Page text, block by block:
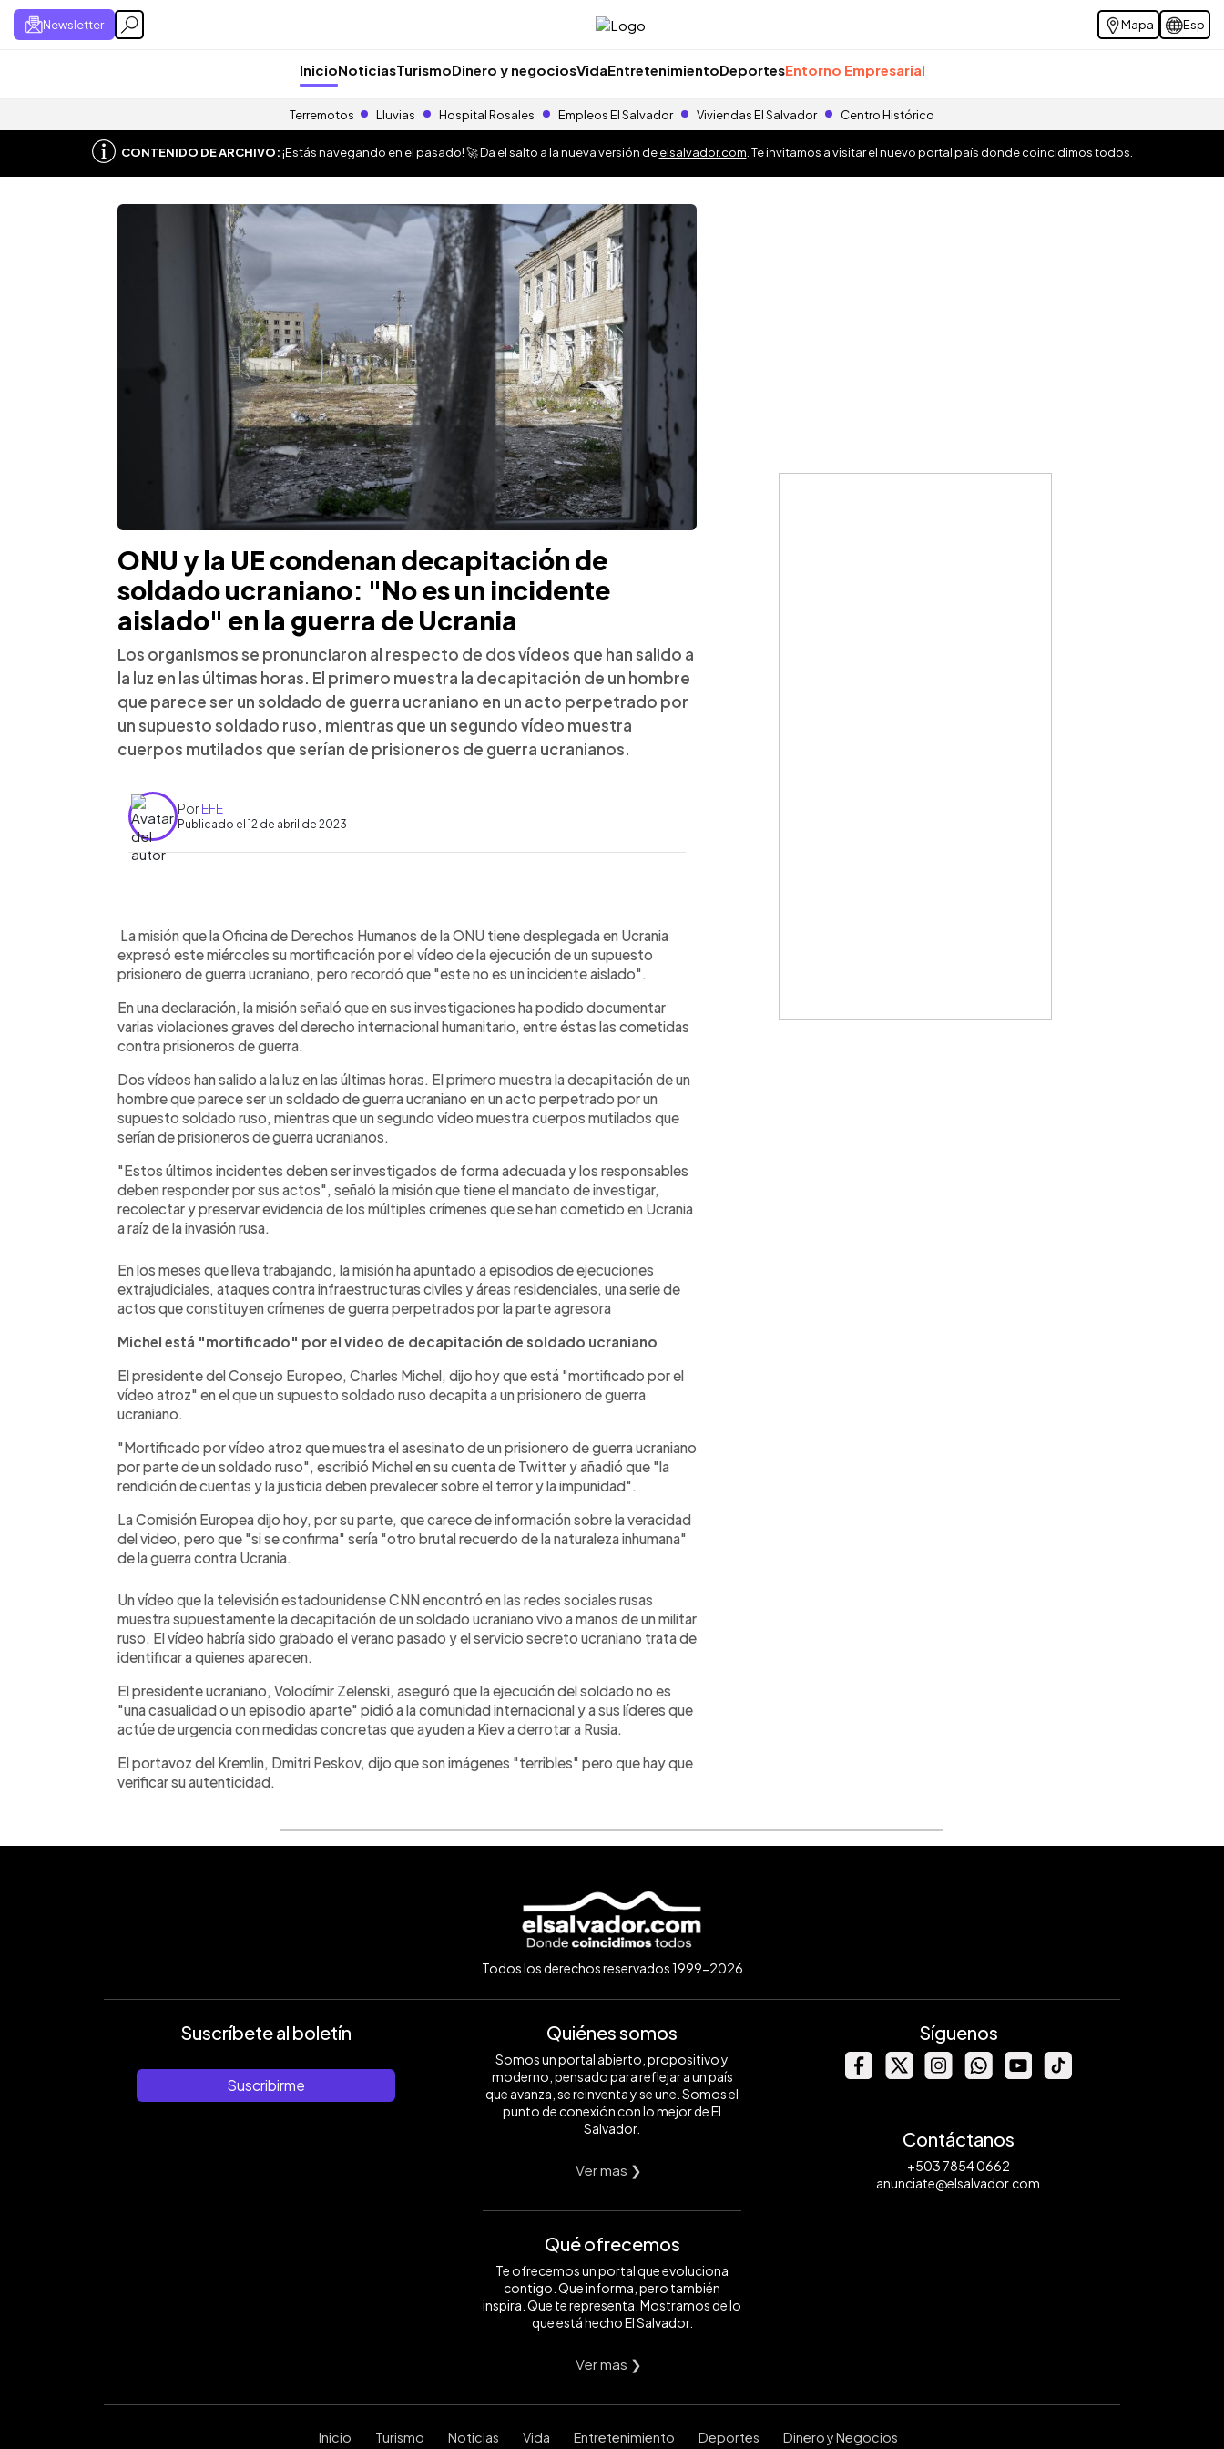
Newsletter Mapa Esp
InicioNoticiasTurismoDinero y negociosVidaEntretenimientoDeportesEntorno Empresarial
Terremotos Lluvias Hospital Rosales Empleos El Salvador Viviendas El Salvador Centro Histórico
CONTENIDO DE ARCHIVO:¡Estás navegando en el pasado! 🚀 Da el salto a la nueva versión deelsalvador.com . Te invitamos a visitar el nuevo portal país donde coincidimos todos.
ONU y la UE condenan decapitación de
soldado ucraniano: "No es un incidente
aislado" en la guerra de Ucrania
Los organismos se pronunciaron al respecto de dos vídeos que han salido a
la luz en las últimas horas. El primero muestra la decapitación de un hombre
que parece ser un soldado de guerra ucraniano en un acto perpetrado por
un supuesto soldado ruso, mientras que un segundo vídeo muestra
cuerpos mutilados que serían de prisioneros de guerra ucranianos.
PorEFE
Publicado el 12 de abril de 2023
Escuchar artículo
La misión que la Oficina de Derechos Humanos de la ONU tiene desplegada en Ucrania
expresó este miércoles su mortificación por el vídeo de la ejecución de un supuesto
prisionero de guerra ucraniano, pero recordó que "este no es un incidente aislado".
En una declaración, la misión señaló que en sus investigaciones ha podido documentar
varias violaciones graves del derecho internacional humanitario, entre éstas las cometidas
contra prisioneros de guerra.
Dos vídeos han salido a la luz en las últimas horas. El primero muestra la decapitación de un
hombre que parece ser un soldado de guerra ucraniano en un acto perpetrado por un
supuesto soldado ruso, mientras que un segundo vídeo muestra cuerpos mutilados que
serían de prisioneros de guerra ucranianos.
"Estos últimos incidentes deben ser investigados de forma adecuada y los responsables
deben responder por sus actos", señaló la misión que tiene el mandato de investigar,
recolectar y preservar evidencia de los múltiples crímenes que se han cometido en Ucrania
a raíz de la invasión rusa.
En los meses que lleva trabajando, la misión ha apuntado a episodios de ejecuciones
extrajudiciales, ataques contra infraestructuras civiles y áreas residenciales, una serie de
actos que constituyen crímenes de guerra perpetrados por la parte agresora
Michel está "mortificado" por el video de decapitación de soldado ucraniano
El presidente del Consejo Europeo, Charles Michel, dijo hoy que está "mortificado por el
vídeo atroz" en el que un supuesto soldado ruso decapita a un prisionero de guerra
ucraniano.
"Mortificado por vídeo atroz que muestra el asesinato de un prisionero de guerra ucraniano
por parte de un soldado ruso", escribió Michel en su cuenta de Twitter y añadió que "la
rendición de cuentas y la justicia deben prevalecer sobre el terror y la impunidad".
La Comisión Europea dijo hoy, por su parte, que carece de información sobre la veracidad
del video, pero que "si se confirma" sería "otro brutal recuerdo de la naturaleza inhumana"
de la guerra contra Ucrania.
Un vídeo que la televisión estadounidense CNN encontró en las redes sociales rusas
muestra supuestamente la decapitación de un soldado ucraniano vivo a manos de un militar
ruso. El vídeo habría sido grabado el verano pasado y el servicio secreto ucraniano trata de
identificar a quienes aparecen.
El presidente ucraniano, Volodímir Zelenski, aseguró que la ejecución del soldado no es
"una casualidad o un episodio aparte" pidió a la comunidad internacional y a sus líderes que
actúe de urgencia con medidas concretas que ayuden a Kiev a derrotar a Rusia.
El portavoz del Kremlin, Dmitri Peskov, dijo que son imágenes "terribles" pero que hay que
verificar su autenticidad.
Todos los derechos reservados 1999-2026
Suscríbete al boletín
Suscribirme
Quiénes somos
Somos un portal abierto, propositivo y
moderno, pensado para reflejar a un país
que avanza, se reinventa y se une. Somos el
punto de conexión con lo mejor de El
Salvador.
Ver mas ❯
Qué ofrecemos
Te ofrecemos un portal que evoluciona
contigo. Que informa, pero también
inspira. Que te representa. Mostramos de lo
que está hecho El Salvador.
Ver mas ❯
Síguenos
Contáctanos
+503 7854 0662
anunciate@elsalvador.com
Inicio Turismo Noticias Vida Entretenimiento Deportes Dinero y Negocios